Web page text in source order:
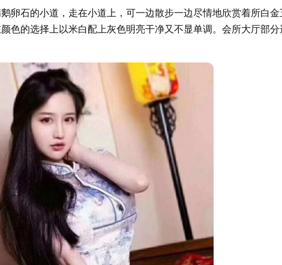
卵石的小道，走在小道上，可一边散步一边尽情地欣赏着所白
色的选择上以米白配上灰色明亮干净又不显单调。会所大厅部